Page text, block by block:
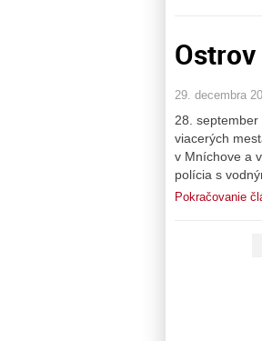
29. decembra
28. september
viacerých
v Mníchove a
polícia s
Pokračovanie